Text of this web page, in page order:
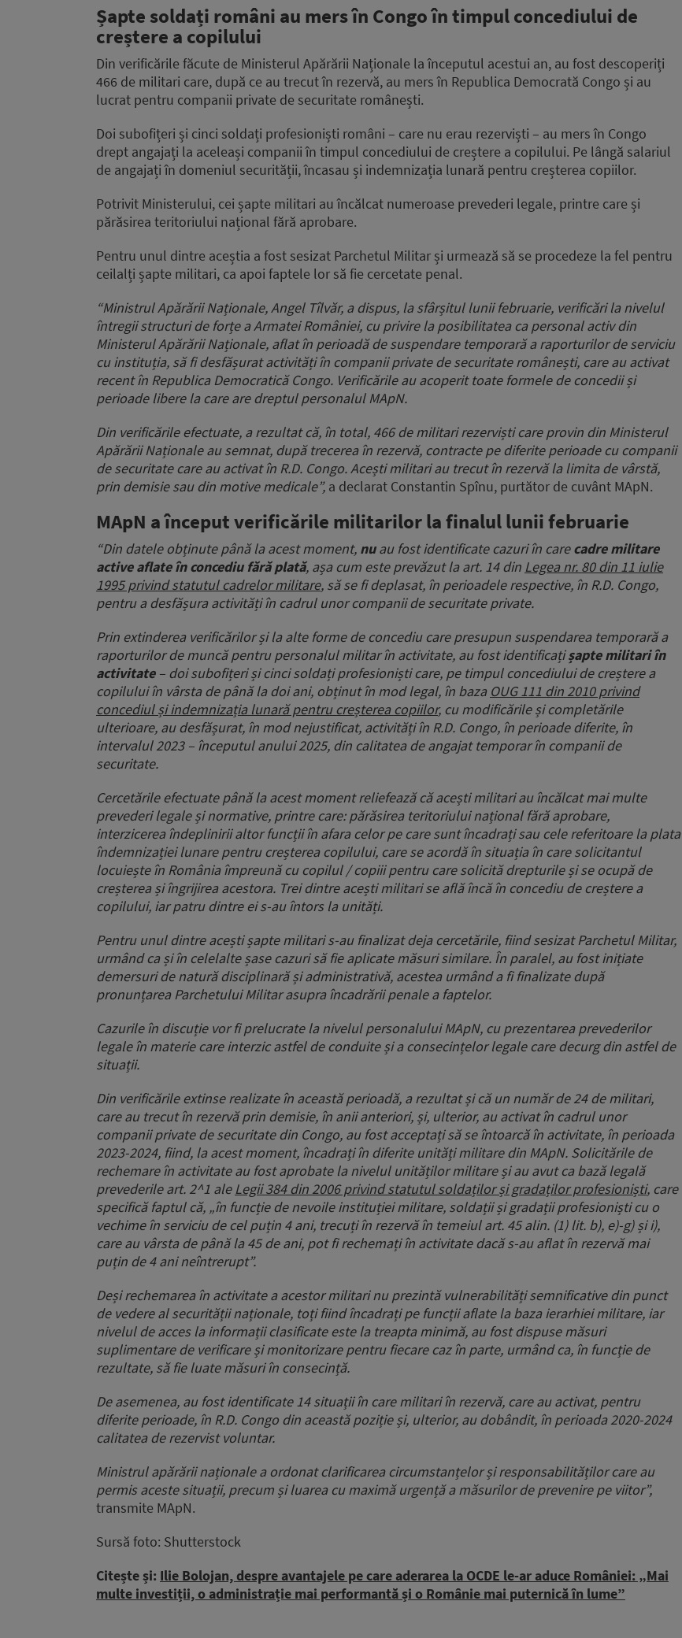
increase
volume.
Șapte soldați români au mers în Congo în timpul concediului de
creștere a copilului
Din verificările făcute de Ministerul Apărării Naționale la începutul acestui an, au fost descoperiți
466 de militari care, după ce au trecut în rezervă, au mers în Republica Democrată Congo și au
lucrat pentru companii private de securitate românești.
Doi subofițeri și cinci soldați profesioniști români – care nu erau rezerviști – au mers în Congo
drept angajați la aceleași companii în timpul concediului de creștere a copilului. Pe lângă salariul
de angajați în domeniul securității, încasau și indemnizația lunară pentru creșterea copiilor.
Potrivit Ministerului, cei șapte militari au încălcat numeroase prevederi legale, printre care și
părăsirea teritoriului național fără aprobare.
Pentru unul dintre aceștia a fost sesizat Parchetul Militar și urmează să se procedeze la fel pentru
ceilalți șapte militari, ca apoi faptele lor să fie cercetate penal.
“Ministrul Apărării Naționale, Angel Tîlvăr, a dispus, la sfârșitul lunii februarie, verificări la nivelul
întregii structuri de forțe a Armatei României, cu privire la posibilitatea ca personal activ din
Ministerul Apărării Naționale, aflat în perioadă de suspendare temporară a raporturilor de serviciu
cu instituția, să fi desfășurat activități în companii private de securitate românești, care au activat
recent în Republica Democratică Congo. Verificările au acoperit toate formele de concedii și
perioade libere la care are dreptul personalul MApN.
Din verificările efectuate, a rezultat că, în total, 466 de militari rezerviști care provin din Ministerul
Apărării Naționale au semnat, după trecerea în rezervă, contracte pe diferite perioade cu companii
de securitate care au activat în R.D. Congo. Acești militari au trecut în rezervă la limita de vârstă,
prin demisie sau din motive medicale”, a declarat Constantin Spînu, purtător de cuvânt MApN.
MApN a început verificările militarilor la finalul lunii februarie
“Din datele obținute până la acest moment, nuau fost identificate cazuri în carecadre militare
active aflate în concediu fără plată, așa cum este prevăzut la art. 14 din Legea nr. 80 din 11 iulie
1995 privind statutul cadrelor militare, să se fi deplasat, în perioadele respective, în R.D. Congo,
pentru a desfășura activități în cadrul unor companii de securitate private.
Prin extinderea verificărilor și la alte forme de concediu care presupun suspendarea temporară a
raporturilor de muncă pentru personalul militar în activitate, au fost identificațișapte militari în
activitate– doi subofițeri și cinci soldați profesioniști care, pe timpul concediului de creștere a
copilului în vârsta de până la doi ani, obținut în mod legal, în baza OUG 111 din 2010 privind
concediul și indemnizația lunară pentru creșterea copiilor, cu modificările și completările
ulterioare, au desfășurat, în mod nejustificat, activități în R.D. Congo, în perioade diferite, în
intervalul 2023 – începutul anului 2025, din calitatea de angajat temporar în companii de
securitate.
Cercetările efectuate până la acest moment reliefează că acești militari au încălcat mai multe
prevederi legale și normative, printre care: părăsirea teritoriului național fără aprobare,
interzicerea îndeplinirii altor funcții în afara celor pe care sunt încadrați sau cele referitoare la plata
îndemnizației lunare pentru creșterea copilului, care se acordă în situația în care solicitantul
locuiește în România împreună cu copilul / copiii pentru care solicită drepturile și se ocupă de
creșterea și îngrijirea acestora. Trei dintre acești militari se află încă în concediu de creștere a
copilului, iar patru dintre ei s-au întors la unități.
Pentru unul dintre acești șapte militari s-au finalizat deja cercetările, fiind sesizat Parchetul Militar,
urmând ca și în celelalte șase cazuri să fie aplicate măsuri similare. În paralel, au fost inițiate
demersuri de natură disciplinară și administrativă, acestea urmând a fi finalizate după
pronunțarea Parchetului Militar asupra încadrării penale a faptelor.
Cazurile în discuție vor fi prelucrate la nivelul personalului MApN, cu prezentarea prevederilor
legale în materie care interzic astfel de conduite și a consecințelor legale care decurg din astfel de
situații.
Din verificările extinse realizate în această perioadă, a rezultat și că un număr de 24 de militari,
care au trecut în rezervă prin demisie, în anii anteriori, și, ulterior, au activat în cadrul unor
companii private de securitate din Congo, au fost acceptați să se întoarcă în activitate, în perioada
2023-2024, fiind, la acest moment, încadrați în diferite unități militare din MApN. Solicitările de
rechemare în activitate au fost aprobate la nivelul unităților militare și au avut ca bază legală
prevederile art. 2^1 ale Legii 384 din 2006 privind statutul soldaților și gradaților profesioniști, care
specifică faptul că, „în funcție de nevoile instituției militare, soldații și gradații profesioniști cu o
vechime în serviciu de cel puțin 4 ani, trecuți în rezervă în temeiul art. 45 alin. (1) lit. b), e)-g) și i),
care au vârsta de până la 45 de ani, pot fi rechemați în activitate dacă s-au aflat în rezervă mai
puțin de 4 ani neîntrerupt”.
Deși rechemarea în activitate a acestor militari nu prezintă vulnerabilități semnificative din punct
de vedere al securității naționale, toți fiind încadrați pe funcții aflate la baza ierarhiei militare, iar
nivelul de acces la informații clasificate este la treapta minimă, au fost dispuse măsuri
suplimentare de verificare și monitorizare pentru fiecare caz în parte, urmând ca, în funcție de
rezultate, să fie luate măsuri în consecință.
De asemenea, au fost identificate 14 situații în care militari în rezervă, care au activat, pentru
diferite perioade, în R.D. Congo din această poziție și, ulterior, au dobândit, în perioada 2020-2024
calitatea de rezervist voluntar.
Ministrul apărării naționale a ordonat clarificarea circumstanțelor și responsabilităților care au
permis aceste situații, precum și luarea cu maximă urgență a măsurilor de prevenire pe viitor”,
transmite MApN.
Sursă foto: Shutterstock
Citește și: Ilie Bolojan, despre avantajele pe care aderarea la OCDE le-ar aduce României: „Mai
multe investiții, o administrație mai performantă și o Românie mai puternică în lume”